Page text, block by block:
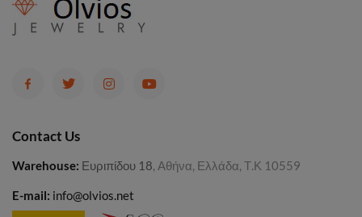
Contact Us
Warehouse: Ευριπίδου 18, Αθήνα, Ελλάδα, Τ.Κ 10559
E-mail: info@olvios.net